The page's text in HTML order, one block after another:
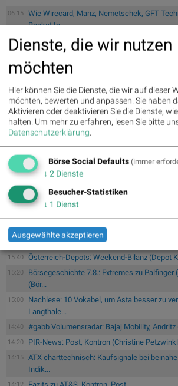
06:15
Wie Wirecard, Manz, Nemetschek, GFT
Rocket In...
06:15
Wie Baumot Group, Rhoen-Klinikum,
Columbus...
06:15
Wie SAP, Scout24, Infineon, DAIMLER
07.08.
Verschmelzung von KI mit realen Systemen:
Maschinen und Fa...: Wenn KI auf die reale
AI...
18:28 Wiener Börse: ATX gibt am Freitag 1,36
18:27
Wiener Börse Nebenwerte-Blick: Marinomed
Bajaj Mo...
18:05
Wie Marinomed Biotech, Bajaj Mobility AG,
Athos Imm...
18:05
Wie Österreichische Post, AT&S,
17:41
Wiener Börse Party #1216: ATX schwächer,
star...
15:40 Österreich-Depots: Weekend-Bilanz (Depot
15:20
Börsegeschichte 7.8.: Extremes zu Palfinger
(Bör...
15:00
Nachlese: 10 Vokabel, um Asta besser zu
Langthale...
14:40 #gabb Volumensradar: Bajaj Mobility, Andritz
14:20 PIR-News: Post, Kontron (Christine
14:15
ATX charttechnisch: Kaufsignale bei
Indik...
Dienste, die wir nutzen
möchten
Hier können Sie die Dienste, die wir auf dieser
möchten, bewerten und anpassen. Sie haben
Aktivieren oder deaktivieren Sie die Dienste,
halten. Um mehr zu erfahren, lesen Sie bitte
Datenschutzerklärung.
Börse Social Defaults (immer
↓ 2 Dienste
Besucher-Statistiken
↓ 1 Dienst
Ausgewählte akzeptieren